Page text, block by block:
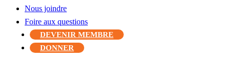
Nous joindre
Foire aux questions
DEVENIR MEMBRE
DONNER